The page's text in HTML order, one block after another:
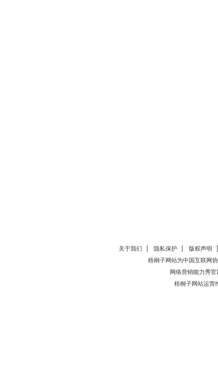
关于我们 隐私保护
版权声明
梧桐子网站为中国互联网
网络营销能力秀官
梧桐子网站运营